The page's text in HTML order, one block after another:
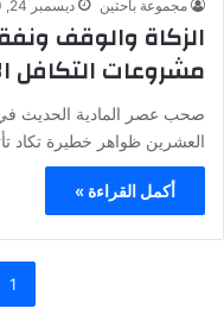
مجموعة باحثين ديسمبر 24, 2020
الزكاة والوقف
مشروعات التكافل
صحب عصر المادية الحديث
العشرين ظواهر خطيرة تكاد
أكمل القراءة »
1